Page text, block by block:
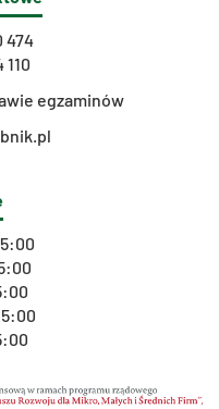
474
110
egzaminów